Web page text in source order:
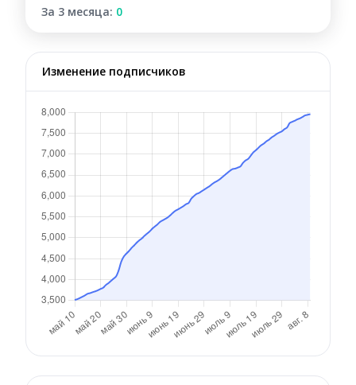
За 3 месяца: 0
Изменение подписчиков